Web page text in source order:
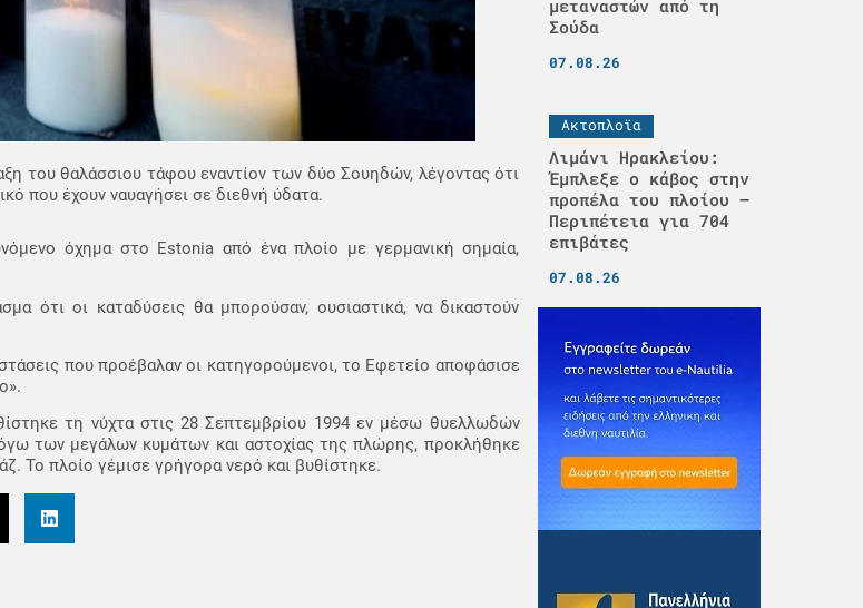
του θαλάσσιου τάφου εναντίον των δύο Σουηδών, λέγοντας ότι
που έχουν ναυαγήσει σε διεθνή ύδατα.
όχημα στο Estonia από ένα πλοίο με γερμανική σημαία,
ότι οι καταδύσεις θα μπορούσαν, ουσιαστικά, να δικαστούν
που προέβαλαν οι κατηγορούμενοι, το Εφετείο αποφάσισε
τη νύχτα στις 28 Σεπτεμβρίου 1994 εν μέσω θυελλωδών
των μεγάλων κυμάτων και αστοχίας της πλώρης, προκλήθηκε
Το πλοίο γέμισε γρήγορα νερό και βυθίστηκε.
μεταναστών από τη
Σούδα
07.08.26
Ακτοπλοϊα
Λιμάνι Ηρακλείου:
Έμπλεξε ο κάβος στην
προπέλα του πλοίου –
Περιπέτεια για 704
επιβάτες
07.08.26